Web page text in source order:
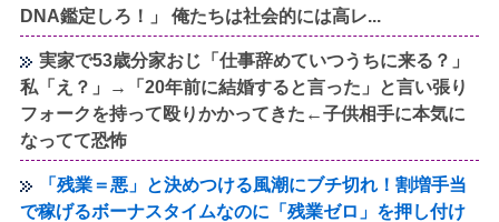
DNA鑑定しろ！」 俺たちは社会的には高レ...
実家で53歳分家おじ「仕事辞めていつうちに来る？」
私「え？」→「20年前に結婚すると言った」と言い張り
フォークを持って殴りかかってきた←子供相手に本気に
なってて恐怖
「残業＝悪」と決めつける風潮にブチ切れ！割増手当
で稼げるボーナスタイムなのに「残業ゼロ」を押し付け